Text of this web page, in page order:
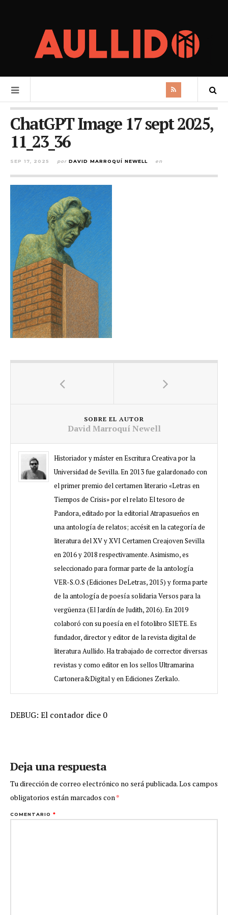
ChatGPT Image 17 sept 2025,
11_23_36
SEP 17, 2025 por DAVID MARROQUÍ NEWELL en
SOBRE EL AUTOR
David Marroquí Newell
Historiador y máster en Escritura Creativa por la
Universidad de Sevilla. En 2013 fue galardonado con
el primer premio del certamen literario «Letras en
Tiempos de Crisis» por el relato El tesoro de
Pandora, editado por la editorial Atrapasueños en
una antología de relatos; accésit en la categoría de
literatura del XV y XVI Certamen Creajoven Sevilla
en 2016 y 2018 respectivamente. Asimismo, es
seleccionado para formar parte de la antología
VER-S.O.S (Ediciones DeLetras, 2015) y forma parte
de la antología de poesía solidaria Versos para la
vergüenza (El Jardín de Judith, 2016). En 2019
colaboró con su poesía en el fotolibro SIETE. Es
fundador, director y editor de la revista digital de
literatura Aullido. Ha trabajado de corrector diversas
revistas y como editor en los sellos Ultramarina
Cartonera&Digital y en Ediciones Zerkalo.
DEBUG: El contador dice 0
Deja una respuesta
Tu dirección de correo electrónico no será publicada.Los campos
obligatorios están marcados con*
COMENTARIO *